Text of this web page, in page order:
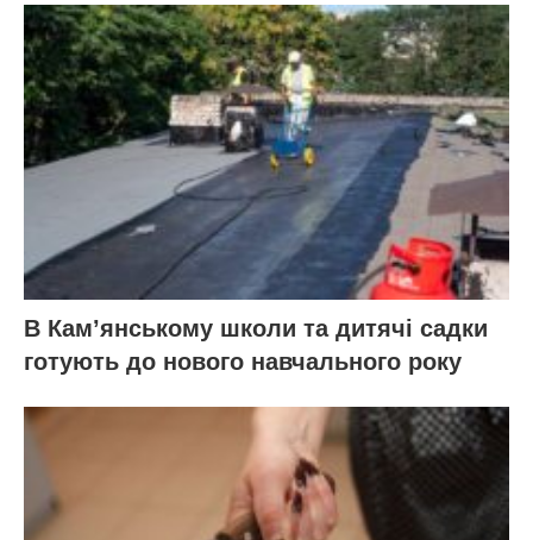
В Кам’янському школи та дитячі садки
готують до нового навчального року